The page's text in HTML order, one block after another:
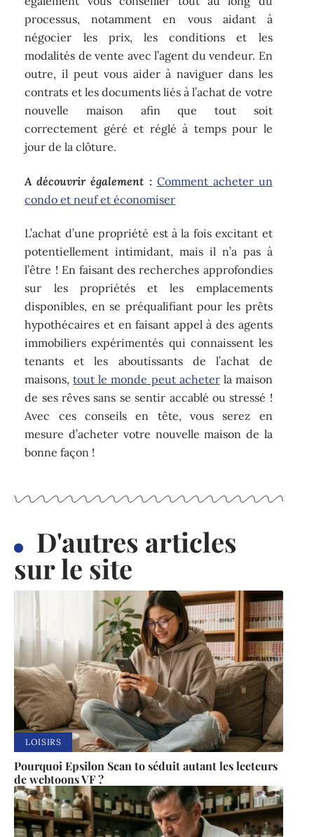
processus, notamment en vous aidant à
négocier les prix, les conditions et les
modalités de vente avec l’agent du vendeur. En
outre, il peut vous aider à naviguer dans les
contrats et les documents liés à l’achat de votre
nouvelle maison afin que tout soit
correctement géré et réglé à temps pour le
jour de la clôture.
A découvrir également : Comment acheter un
condo et neuf et économiser
L’achat d’une propriété est à la fois excitant et
potentiellement intimidant, mais il n’a pas à
l’être ! En faisant des recherches approfondies
sur les propriétés et les emplacements
disponibles, en se préqualifiant pour les prêts
hypothécaires et en faisant appel à des agents
immobiliers expérimentés qui connaissent les
tenants et les aboutissants de l’achat de
maisons,tout le monde peut acheterla maison
de ses rêves sans se sentir accablé ou stressé !
Avec ces conseils en tête, vous serez en
mesure d’acheter votre nouvelle maison de la
bonne façon !
D'autres articles
sur le site
LOISIRS
Pourquoi Epsilon Scan to séduit autant les lecteurs
de webtoons VF ?